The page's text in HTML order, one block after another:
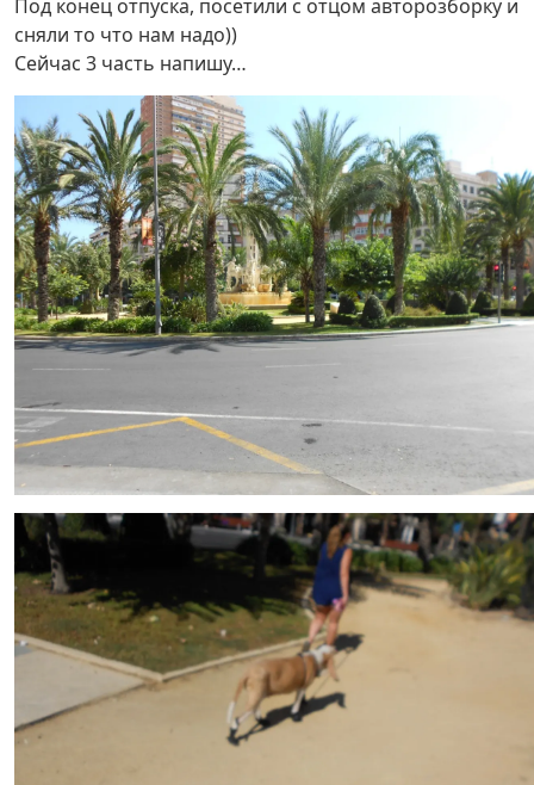
Под конец отпуска, посетили с отцом авторозборку и
сняли то что нам надо))
Сейчас 3 часть напишу…